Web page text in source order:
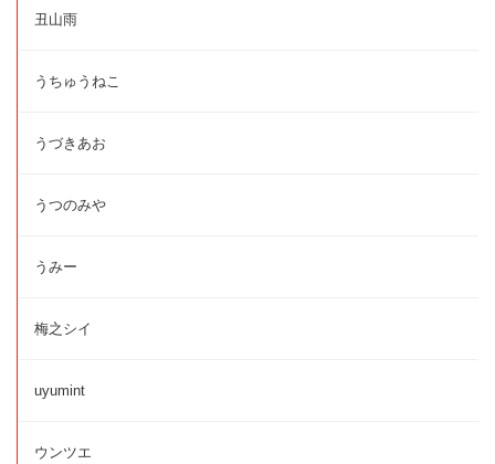
丑山雨
うちゅうねこ
うづきあお
うつのみや
うみー
梅之シイ
uyumint
ウンツエ